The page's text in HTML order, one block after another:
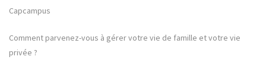
Capcampus
Comment parvenez-vous à gérer votre vie de famille et votre vie
privée ?